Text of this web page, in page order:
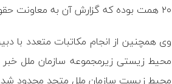
۲۰ همت بوده که گزارش آن به معاونت حقوقی ریاست‌جمهوری ارائه شده است.
وی همچنین از انجام مکاتبات متعدد
محیط زیستی زیرمجموعه سازمان ملل
محیط زیست سازمان ملل متحد محدود شد.